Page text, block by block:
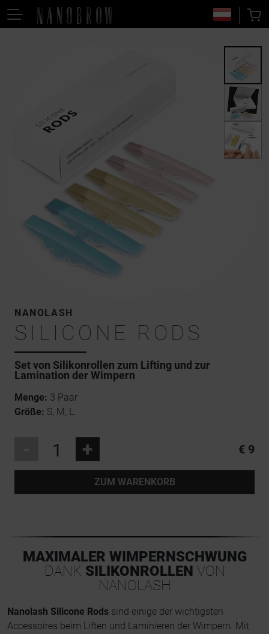
NANOLASH
SILICONE RODS
Set von Silikonrollen zum Lifting und zur
Lamination der Wimpern
Menge: 3 Paar
Größe: S, M, L.
+ € 9
ZUM WARENKORB
MAXIMALER WIMPERNSCHWUNG
DANK SILIKONROLLEN VON
NANOLASH
Nanolash Silicone Rods sind einige der wichtigsten
Accessoires beim Liften und Laminieren der Wimpern. Mit